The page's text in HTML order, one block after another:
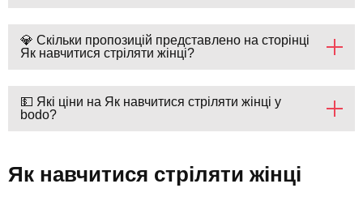
💎 Скільки пропозицій представлено на сторінці
Як навчитися стріляти жінці?
💵 Які ціни на Як навчитися стріляти жінці у
bodo?
Як навчитися стріляти жінці